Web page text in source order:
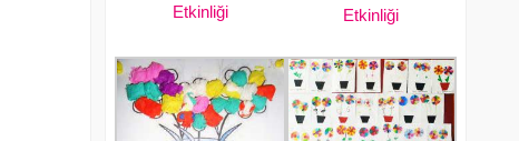
Etkinliği
Etkinliği